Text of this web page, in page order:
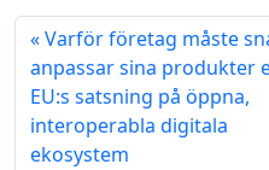
Varför företag måste
anpassar sina produkter
EU:s satsning på öppna,
interoperabla digitala
ekosystem